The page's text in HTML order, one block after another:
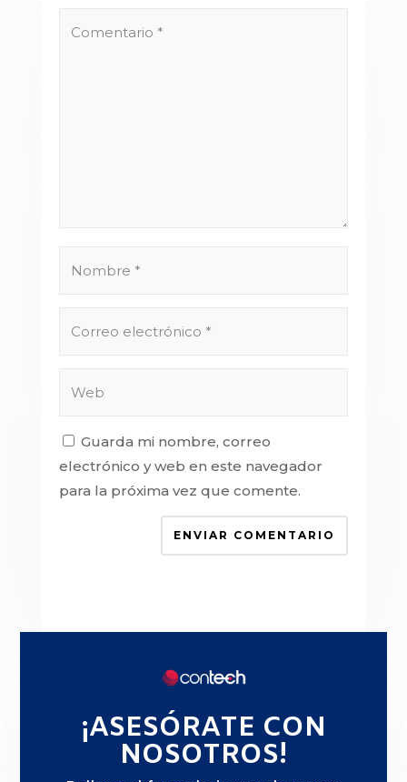
Guarda mi nombre, correo
electrónico y web en este navegador
para la próxima vez que comente.
ENVIAR COMENTARIO
¡ASESÓRATE CON
NOSOTROS!